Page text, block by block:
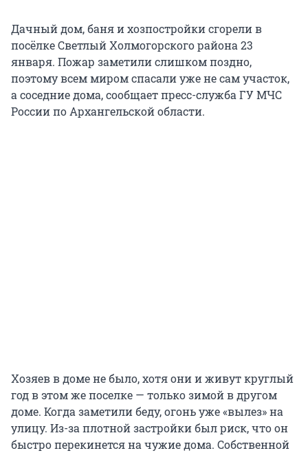
Дачный дом, баня и хозпостройки сгорели в
посёлке Светлый Холмогорского района 23
января. Пожар заметили слишком поздно,
поэтому всем миром спасали уже не сам участок,
а соседние дома, сообщает пресс-служба ГУ МЧС
России по Архангельской области.
Хозяев в доме не было, хотя они и живут круглый
год в этом же поселке — только зимой в другом
доме. Когда заметили беду, огонь уже «вылез» на
улицу. Из-за плотной застройки был риск, что он
быстро перекинется на чужие дома. Собственной